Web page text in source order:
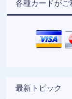
各種カードがご
最新トピック